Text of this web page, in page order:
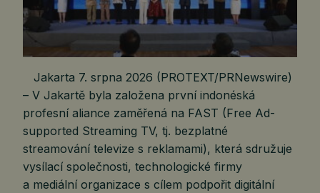
Jakarta 7. srpna 2026 (PROTEXT/PRNewswire)
– V Jakartě byla založena první indonéská
profesní aliance zaměřená na FAST (Free Ad-
supported Streaming TV, tj. bezplatné
streamování televize s reklamami), která sdružuje
vysílací společnosti, technologické firmy
a mediální organizace s cílem podpořit digitální